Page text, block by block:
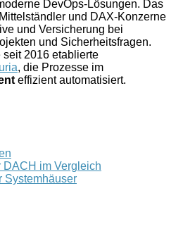
DevOps-Lösungen. Das
und DAX-Konzerne
und Versicherung bei
und Sicherheitsfragen.
seit 2016 etablierte
, die Prozesse im
effizient automatisiert.
im Vergleich
Systemhäuser